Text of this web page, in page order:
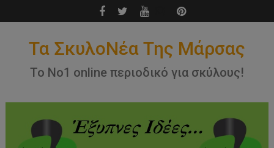
to
Τα ΣκυλοΝέα Της Μάρσας
Το Νο1 online περιοδικό για σκύλους!